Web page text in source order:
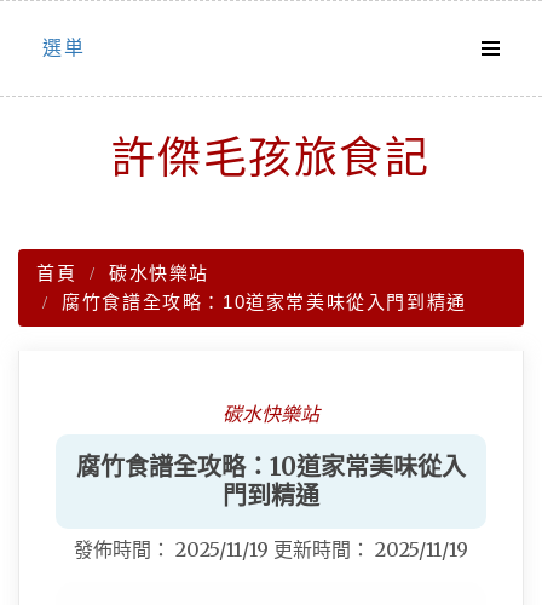
Skip
選単
許傑毛孩旅食記
首頁
碳水快樂站
腐竹食譜全攻略：10道家常美味從入門到精通
碳水快樂站
腐竹食譜全攻略：10道家常美味從入
門到精通
發佈時間： 2025/11/19 更新時間： 2025/11/19